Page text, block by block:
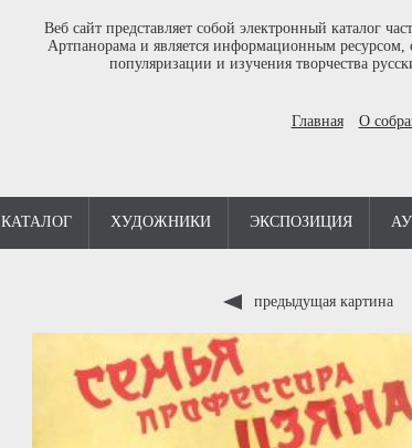
Веб сайт представляет собой электронный каталог
Артпанорама и является информационным ресурсом,
популяризации и изучения творчества
Главная О
КАТАЛОГ ХУДОЖНИКИ ЭКСПОЗИЦИЯ
предыдущая картина